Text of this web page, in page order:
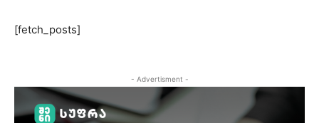
[fetch_posts]
- Advertisment -